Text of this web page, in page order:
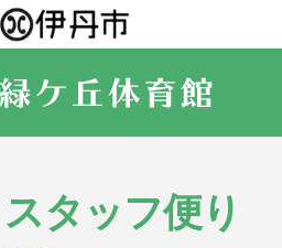
スタッフ便り